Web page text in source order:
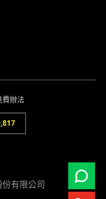
費辦法
有限公司